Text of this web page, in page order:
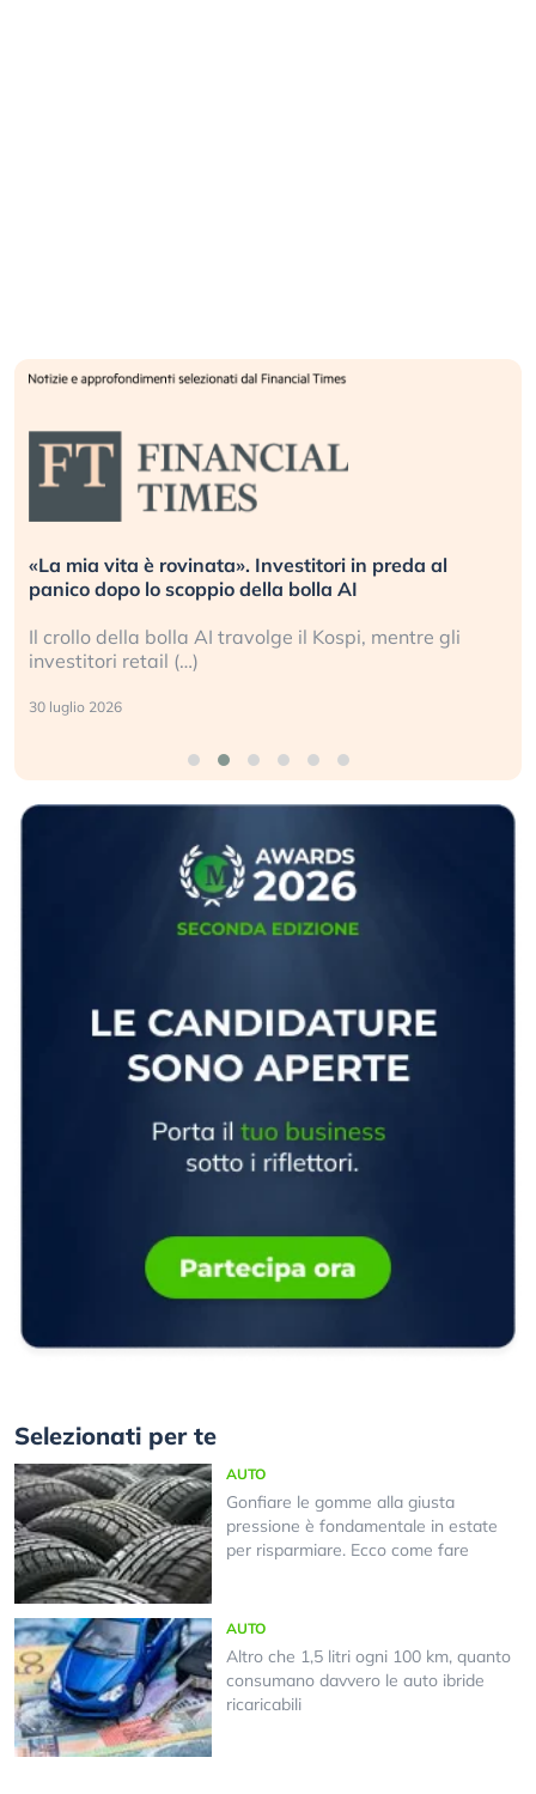
«La mia vita è rovinata». Investitori in preda al
panico dopo lo scoppio della bolla AI
Il crollo della bolla AI travolge il Kospi, mentre gli
investitori retail (…)
30 luglio 2026
Selezionati per te
AUTO
Gonfiare le gomme alla giusta
pressione è fondamentale in estate
per risparmiare. Ecco come fare
AUTO
Altro che 1,5 litri ogni 100 km, quanto
consumano davvero le auto ibride
ricaricabili